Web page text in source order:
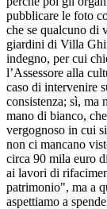
pubblicare le foto
che se qualcuno di
giardini di Villa
indegno, per cui
l’Assessore alla
caso di intervenire
consistenza; sì, ma
mano di bianco,
vergognoso in cui
non ci mancano
circa 90 mila euro
ai lavori di
patrimonio", ma a
aspettiamo a